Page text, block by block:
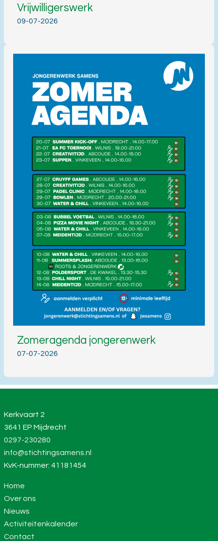
Vrijwilligerswerk
09-07-2026
Zomeragenda jongerenwerk
07-07-2026
Kerkvaart 2
3641 EP Mijdrecht
0297-230280
info@stichtingsamens.nl
KvK-nummer: 41181454
Home
Over ons
Nieuws
Activiteitenkalender
Contact